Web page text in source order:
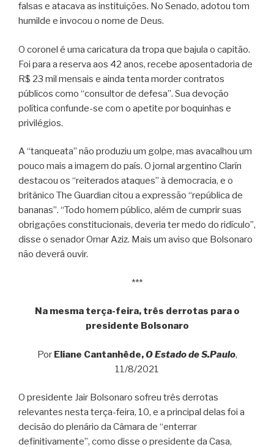
falsas e atacava as instituições. No Senado, adotou tom
humilde e invocou o nome de Deus.
O coronel é uma caricatura da tropa que bajula o capitão.
Foi para a reserva aos 42 anos, recebe aposentadoria de
R$ 23 mil mensais e ainda tenta morder contratos
públicos como “consultor de defesa”. Sua devoção
política confunde-se com o apetite por boquinhas e
privilégios.
A “tanqueata” não produziu um golpe, mas avacalhou um
pouco mais a imagem do país. O jornal argentino Clarín
destacou os “reiterados ataques” à democracia, e o
britânico The Guardian citou a expressão “república de
bananas”. “Todo homem público, além de cumprir suas
obrigações constitucionais, deveria ter medo do ridículo”,
disse o senador Omar Aziz. Mais um aviso que Bolsonaro
não deverá ouvir.
***
Na mesma terça-feira, três derrotas para o
presidente Bolsonaro
Por Eliane Cantanhêde,O Estado de S.Paulo,
11/8/2021
O presidente Jair Bolsonaro sofreu três derrotas
relevantes nesta terça-feira, 10, e a principal delas foi a
decisão do plenário da Câmara de “enterrar
definitivamente”, como disse o presidente da Casa,